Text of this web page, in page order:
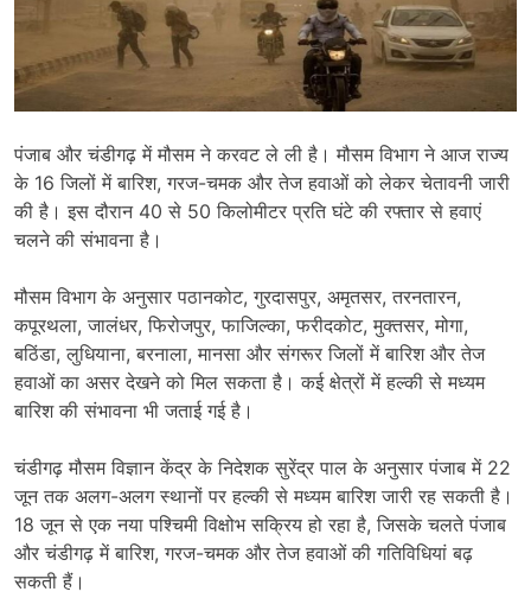
पंजाब और चंडीगढ़ में मौसम ने करवट ले ली है। मौसम विभाग ने आज राज्य
के 16 जिलों में बारिश, गरज-चमक और तेज हवाओं को लेकर चेतावनी जारी
की है। इस दौरान 40 से 50 किलोमीटर प्रति घंटे की रफ्तार से हवाएं
चलने की संभावना है।
मौसम विभाग के अनुसार पठानकोट, गुरदासपुर, अमृतसर, तरनतारन,
कपूरथला, जालंधर, फिरोजपुर, फाजिल्का, फरीदकोट, मुक्तसर, मोगा,
बठिंडा, लुधियाना, बरनाला, मानसा और संगरूर जिलों में बारिश और तेज
हवाओं का असर देखने को मिल सकता है। कई क्षेत्रों में हल्की से मध्यम
बारिश की संभावना भी जताई गई है।
चंडीगढ़ मौसम विज्ञान केंद्र के निदेशक सुरेंद्र पाल के अनुसार पंजाब में 22
जून तक अलग-अलग स्थानों पर हल्की से मध्यम बारिश जारी रह सकती है।
18 जून से एक नया पश्चिमी विक्षोभ सक्रिय हो रहा है, जिसके चलते पंजाब
और चंडीगढ़ में बारिश, गरज-चमक और तेज हवाओं की गतिविधियां बढ़
सकती हैं।